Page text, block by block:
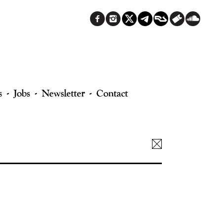
Jobs Newsletter Contact